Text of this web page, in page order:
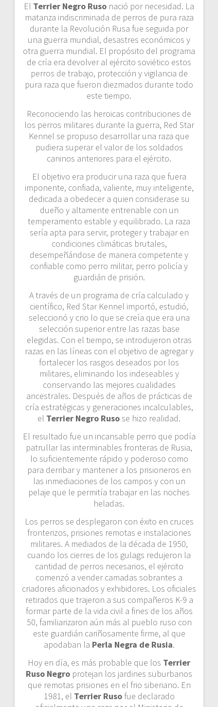
El Terrier Negro Ruso nació por necesidad. La
matanza indiscriminada de perros de pura raza
durante la Revolución Rusa fue seguida por
una guerra mundial, desastres económicos y
otra guerra mundial. El propósito del programa
de cría era devolver al ejército soviético estos
perros de trabajo, protección y vigilancia de
pura raza que fueron diezmados durante todo
este tiempo.
Reconociendo las heroicas contribuciones de
los perros militares durante la guerra, Red Star
Kennel se propuso desarrollar una raza que
pudiera superar el valor de los soldados
caninos anteriores para el ejército.
El objetivo era producir una raza que fuera
imponente, confiada, valiente, muy inteligente,
dedicada a obedecer a quien considerase su
dueño y altamente entrenable con un
temperamento estable y equilibrado. La raza
sería apta para servir, proteger y trabajar en
condiciones climáticas brutales,
desempeñándose de manera competente y
confiable como perro militar, perro policía y
guardián de prisión.
A través de un programa de cría calculado y
científico, Red Star Kennel importó, estudió,
seleccionó y crio lo que se creía que era una
selección superior entre las razas base
elegidas. Con el tiempo, se introdujeron otras
razas en las líneas con el objetivo de agregar y
fortalecer los rasgos deseados por los
militares, eliminando los indeseables y
conservando las mejores cualidades
ancestrales. Después de años de prácticas de
cría estratégicas y generaciones incalculables,
el Terrier Negro Ruso se hizo realidad.
El resultado fue un incansable perro que podía
patrullar las interminables fronteras de Rusia,
lo suficientemente rápido y poderoso como
para derribar y mantener a los prisioneros en
las inmediaciones de los campos y con un
pelaje que le permitía trabajar en las noches
heladas.
Los perros se desplegaron con éxito en cruces
fronterizos, prisiones remotas e instalaciones
militares. A mediados de la década de 1950,
cuando los cierres de los gulags redujeron la
cantidad de perros necesarios, el ejército
comenzó a vender camadas sobrantes a
criadores aficionados y exhibidores. Los oficiales
retirados que trajeron a sus compañeros K-9 a
formar parte de la vida civil a fines de los años
50, familiarizaron aún más al pueblo ruso con
este guardián cariñosamente firme, al que
apodaban la Perla Negra de Rusia.
Hoy en día, es más probable que los Terrier
Ruso Negro protejan los jardines suburbanos
que remotas prisiones en el frio siberiano. En
1981, el Terrier Rusofue declarado